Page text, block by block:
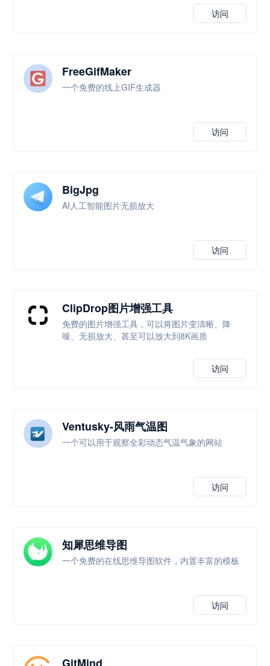
访问
FreeGifMaker
一个免费的线上GIF生成器
访问
BigJpg
AI人工智能图片无损放大
访问
ClipDrop图片增强工具
免费的图片增强工具，可以将图片变清晰、降
噪、无损放大、甚至可以放大到8K画质
访问
Ventusky-风雨气温图
一个可以用于观察全彩动态气温气象的网站
访问
知犀思维导图
一个免费的在线思维导图软件，内置丰富的模板
访问